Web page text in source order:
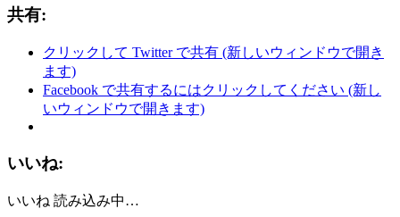
共有:
クリックして Twitter で共有 (新しいウィンドウで開き
ます)
Facebook で共有するにはクリックしてください (新し
いウィンドウで開きます)
いいね:
いいね 読み込み中…